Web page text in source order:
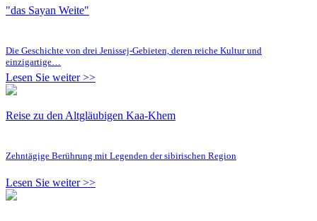
"das Sayan Weite"
Die Geschichte von drei Jenissej-Gebieten, deren reiche Kultur und
einzigartige…
Lesen Sie weiter >>
Reise zu den Altgläubigen Kaa-Khem
Zehntägige Berührung mit Legenden der sibirischen Region
Lesen Sie weiter >>